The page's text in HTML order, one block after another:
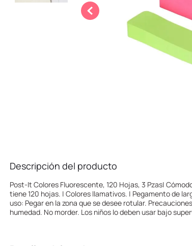
Descripción del producto
Post-It Colores Fluorescente, 120 Hojas, 3 Pzas|
tiene 120 hojas. | Colores llamativos. | Pegamento de
uso: Pegar en la zona que se desee rotular.
humedad. No morder. Los niños lo deben usar bajo
9.
llaveros
.